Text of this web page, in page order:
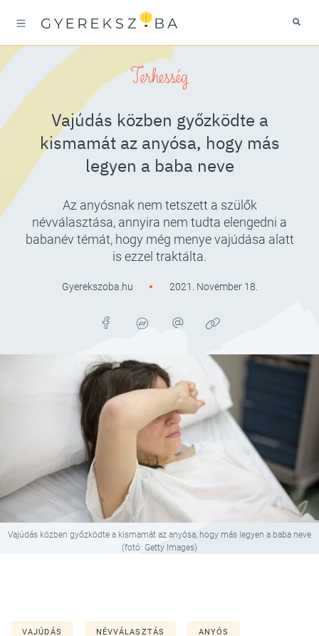
Terhesség
Vajúdás közben győzködte a
kismamát az anyósa, hogy más
legyen a baba neve
Az anyósnak nem tetszett a szülők
névválasztása, annyira nem tudta elengedni a
babanév témát, hogy még menye vajúdása alatt
is ezzel traktálta.
Gyerekszoba.hu 2021. November 18.
Vajúdás közben győzködte a kismamát az anyósa, hogy más legyen a baba neve
(fotó: Getty Images)
VAJÚDÁS NÉVVÁLASZTÁS ANYÓS